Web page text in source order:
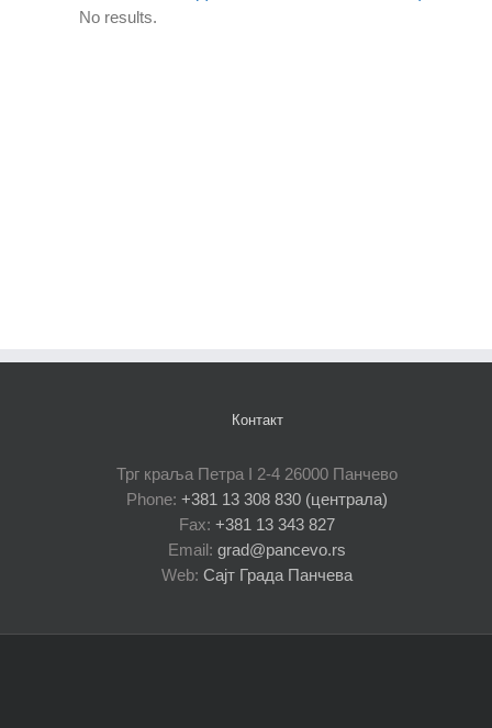
No results.
Контакт
Трг краља Петра I 2-4 26000 Панчево
Phone: +381 13 308 830 (централа)
Fax: +381 13 343 827
Email: grad@pancevo.rs
Web: Сајт Града Панчева